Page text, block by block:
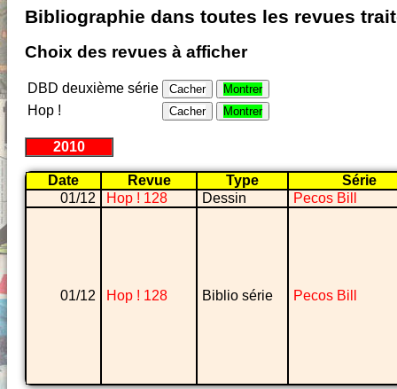
Bibliographie dans toutes les revues
Choix des revues à afficher
DBD deuxième série Cacher Montrer
Hop ! Cacher Montrer
2010
Date Revue Type
Série
01/12
Hop ! 128 Dessin Pecos Bill
01/12 Hop ! 128 Biblio série Pecos Bill